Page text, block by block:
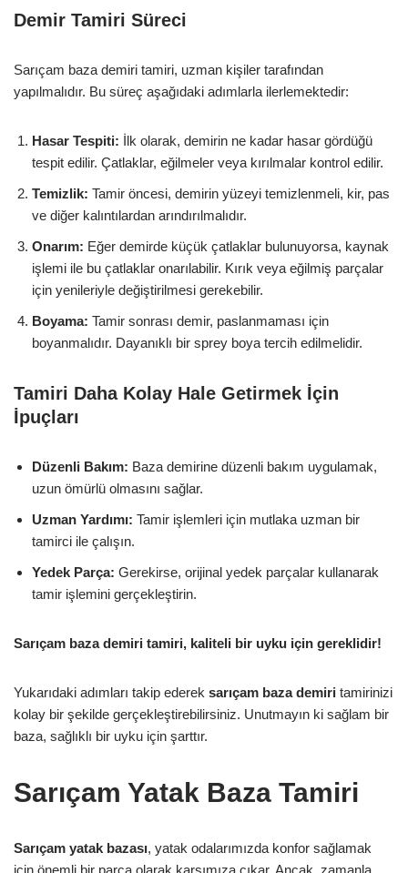
Demir Tamiri Süreci
Sarıçam baza demiri tamiri, uzman kişiler tarafından
yapılmalıdır. Bu süreç aşağıdaki adımlarla ilerlemektedir:
Hasar Tespiti: İlk olarak, demirin ne kadar hasar gördüğü
tespit edilir. Çatlaklar, eğilmeler veya kırılmalar kontrol edilir.
Temizlik: Tamir öncesi, demirin yüzeyi temizlenmeli, kir, pas
ve diğer kalıntılardan arındırılmalıdır.
Onarım: Eğer demirde küçük çatlaklar bulunuyorsa, kaynak
işlemi ile bu çatlaklar onarılabilir. Kırık veya eğilmiş parçalar
için yenileriyle değiştirilmesi gerekebilir.
Boyama: Tamir sonrası demir, paslanmaması için
boyanmalıdır. Dayanıklı bir sprey boya tercih edilmelidir.
Tamiri Daha Kolay Hale Getirmek İçin
İpuçları
Düzenli Bakım: Baza demirine düzenli bakım uygulamak,
uzun ömürlü olmasını sağlar.
Uzman Yardımı: Tamir işlemleri için mutlaka uzman bir
tamirci ile çalışın.
Yedek Parça: Gerekirse, orijinal yedek parçalar kullanarak
tamir işlemini gerçekleştirin.
Sarıçam baza demiri tamiri, kaliteli bir uyku için gereklidir!
Yukarıdaki adımları takip ederek sarıçam baza demiri tamirinizi
kolay bir şekilde gerçekleştirebilirsiniz. Unutmayın ki sağlam bir
baza, sağlıklı bir uyku için şarttır.
Sarıçam Yatak Baza Tamiri
Sarıçam yatak bazası, yatak odalarımızda konfor sağlamak
için önemli bir parça olarak karşımıza çıkar. Ancak, zamanla